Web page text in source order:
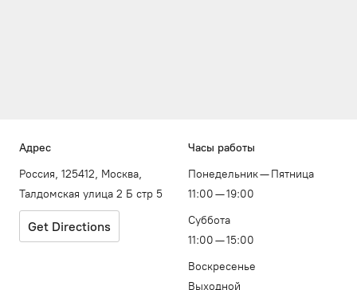
Адрес
Россия, 125412, Москва,
Талдомская улица 2 Б стр 5
Get Directions
Часы работы
Понедельник — Пятница
11:00 — 19:00
Суббота
11:00 — 15:00
Воскресенье
Выходной